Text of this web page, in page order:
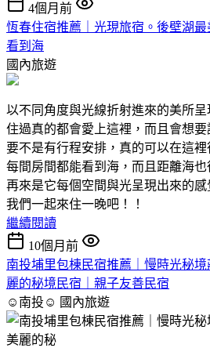
4個月前
恆春住宿推薦｜光現旅宿。後壁湖
看到海
國內旅遊
以不同角度與光線折射進來的美所
住過真的都會愛上這裡，而且會想
要不是有行程安排，真的可以在這
每間房間都能看到海，而且距離海
再來是它每個空間與光呈現出來的
我們一起來住一晚吧！！
繼續閱讀
10個月前
南投埔里包棟民宿推薦｜慢時光秘
麗的秘境民宿｜親子友善民宿
☺南投☺ 國內旅遊